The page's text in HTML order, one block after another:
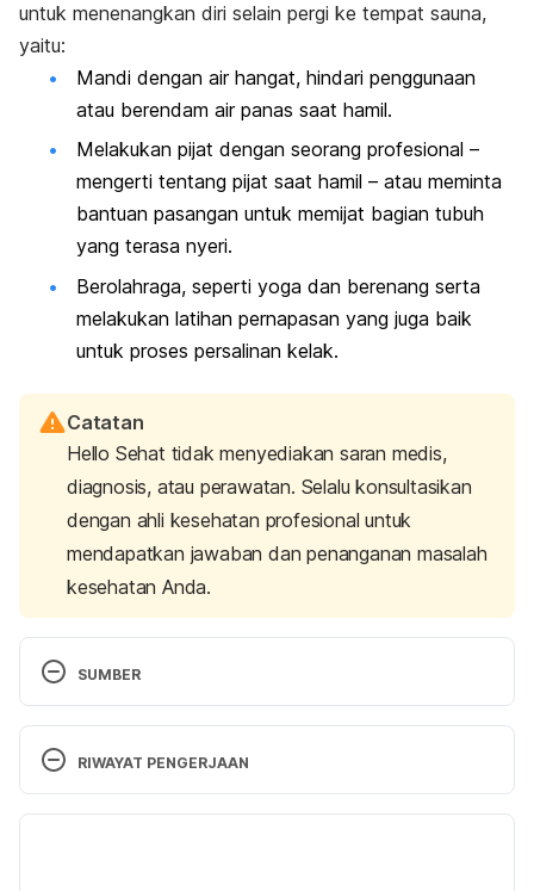
untuk menenangkan diri selain pergi ke tempat sauna,
yaitu:
Mandi dengan air hangat, hindari penggunaan
atau berendam air panas saat hamil.
Melakukan pijat dengan seorang profesional –
mengerti tentang pijat saat hamil – atau meminta
bantuan pasangan untuk memijat bagian tubuh
yang terasa nyeri.
Berolahraga, seperti yoga dan berenang serta
melakukan latihan pernapasan yang juga baik
untuk proses persalinan kelak.
Catatan
Hello Sehat tidak menyediakan saran medis,
diagnosis, atau perawatan. Selalu konsultasikan
dengan ahli kesehatan profesional untuk
mendapatkan jawaban dan penanganan masalah
kesehatan Anda.
SUMBER
Saunas and Pregnancy | American Pregnancy
Association. (2017). Retrieved 11 June 2021, from
https://americanpregnancy.org/healthy-
RIWAYAT PENGERJAAN